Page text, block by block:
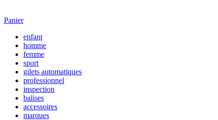
Panier
enfant
homme
femme
sport
gilets automatiques
professionnel
inspection
balises
accessoires
marques